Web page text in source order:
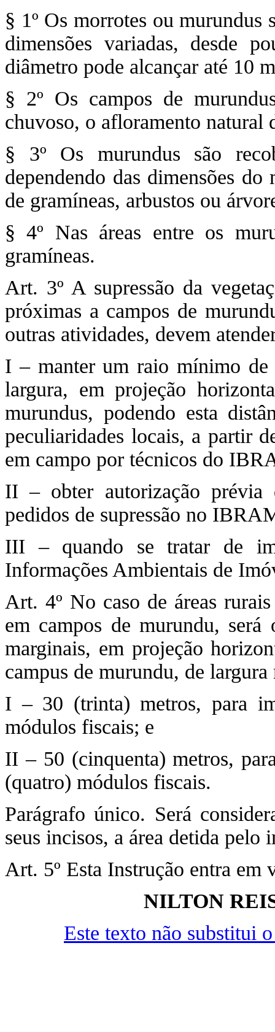
§ 1º Os morrotes ou murundus
dimensões variadas, desde
diâmetro pode alcançar até 10
§ 2º Os campos de
chuvoso, o afloramento natural
§ 3º Os murundus são
dependendo das dimensões
de gramíneas, arbustos ou
§ 4º Nas áreas entre os
gramíneas.
Art. 3º A supressão da
próximas a campos de
outras atividades, devem
I – manter um raio mínimo de
largura, em projeção
murundus, podendo esta
peculiaridades locais, a partir
em campo por técnicos do
II – obter autorização prévia
pedidos de supressão no
III – quando se tratar de
Informações Ambientais de
Art. 4º No caso de áreas
em campos de murundu, será
marginais, em projeção
campus de murundu, de
I – 30 (trinta) metros, para
módulos fiscais; e
II – 50 (cinquenta) metros,
(quatro) módulos fiscais.
Parágrafo único. Será
seus incisos, a área detida
Art. 5º Esta Instrução entra em
NILTON
Este texto não substitui